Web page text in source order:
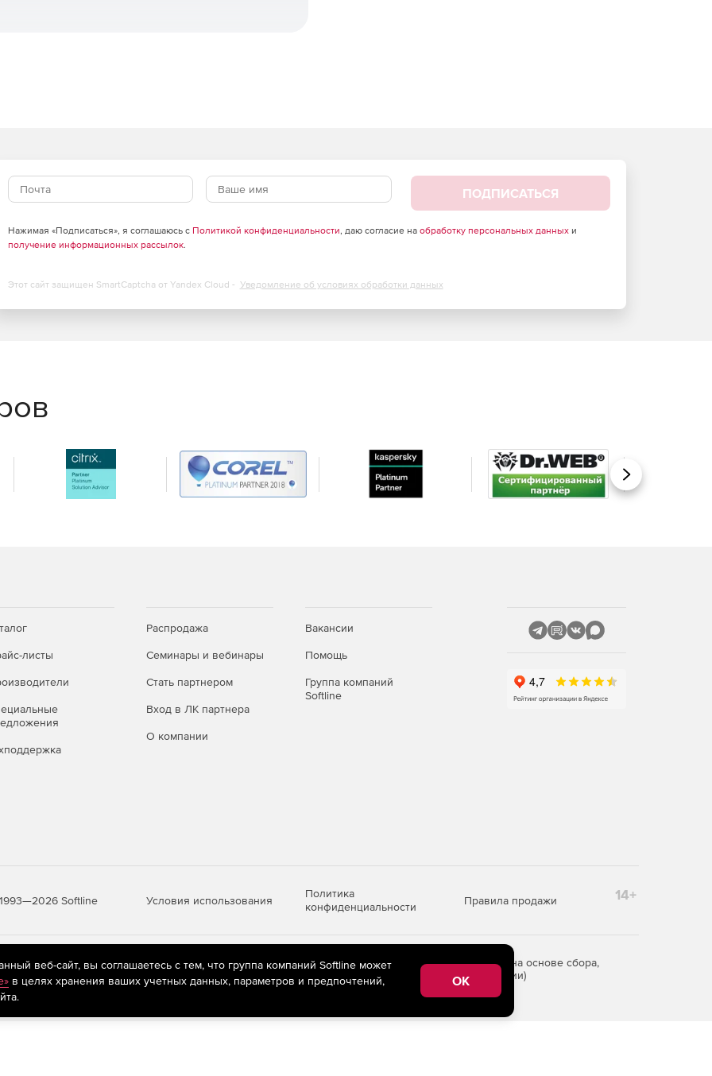
ПОДПИСАТЬСЯ
Нажимая «Подписаться», я соглашаюсь с Политикой конфиденциальности, даю согласие на обработку персональных данныхи
получение информационных рассылок.
Этот сайт защищен SmartCaptcha от Yandex Cloud - Уведомление об условиях обработки данных
Вперед
листы
Распродажа
Семинары и вебинары
Стать партнером
Вход в ЛК партнера
О компании
Вакансии
Помощь
Группа компаний
Softline
Softline Условия использования
Политика
конфиденциальности
Правила продажи 14+
рекомендательные технологии(информационные технологии предоставления информации на основе сбора,
пользователей сети «Интернет», находящихся на территории Российской Федерации)
веб-сайт, вы соглашаетесь с тем, что группа компаний Softline может
в целях хранения ваших учетных данных, параметров и предпочтений,
OK